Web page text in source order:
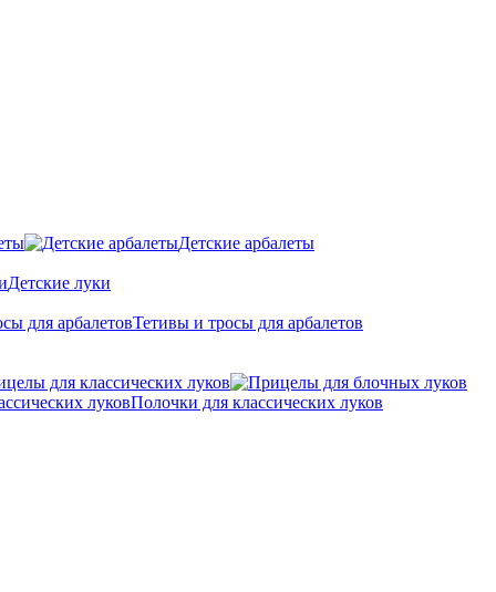
Детские арбалеты
Детские луки
Тетивы и тросы для арбалетов
для классических луков
Полочки для классических луков